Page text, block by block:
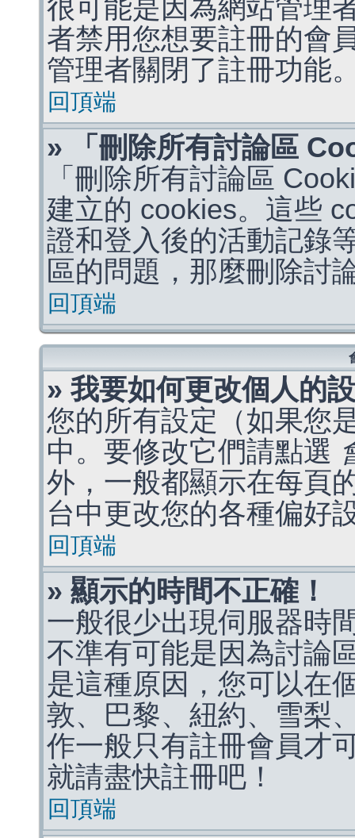
很可能是因為網站管理
者禁用您想要註冊的會
管理者關閉了註冊功能
回頂端
» 「刪除所有討論區
「刪除所有討論區
建立的 cookies。這些
證和登入後的活動記錄
區的問題，那麼刪除討
回頂端
» 我要如何更改個人的
您的所有設定（如果您
中。要修改它們請點選
外，一般都顯示在每頁
台中更改您的各種偏好
回頂端
» 顯示的時間不正確！
一般很少出現伺服器時
不準有可能是因為討論
是這種原因，您可以在
敦、巴黎、紐約、雪梨
作一般只有註冊會員才
就請盡快註冊吧！
回頂端